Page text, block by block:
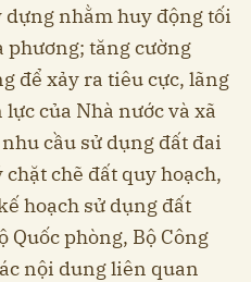
nhằm huy động tối
phương; tăng cường
để xảy ra tiêu cực, lãng
của Nhà nước và xã
cầu sử dụng đất đai
chẽ đất quy hoạch,
hoạch sử dụng đất
Quốc phòng, Bộ Công
nội dung liên quan